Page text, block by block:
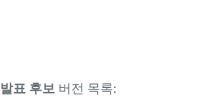
발표 후보 버전 목록: